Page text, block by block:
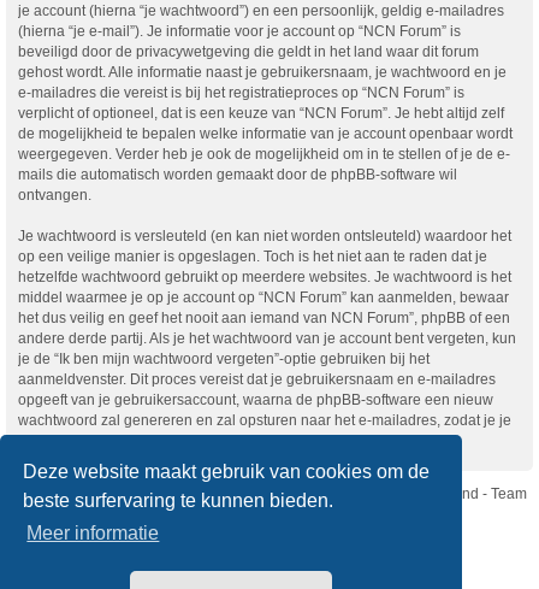
Deze website maakt gebruik van cookies om de
beste surfervaring te kunnen bieden.
Meer informatie
je account (hierna “je wachtwoord”) en een persoonlijk, geldig e-mailadres
(hierna “je e-mail”). Je informatie voor je account op “NCN Forum” is
beveiligd door de privacywetgeving die geldt in het land waar dit forum
gehost wordt. Alle informatie naast je gebruikersnaam, je wachtwoord en je
e-mailadres die vereist is bij het registratieproces op “NCN Forum” is
verplicht of optioneel, dat is een keuze van “NCN Forum”. Je hebt altijd zelf
de mogelijkheid te bepalen welke informatie van je account openbaar wordt
weergegeven. Verder heb je ook de mogelijkheid om in te stellen of je de e-
mails die automatisch worden gemaakt door de phpBB-software wil
ontvangen.
Je wachtwoord is versleuteld (en kan niet worden ontsleuteld) waardoor het
op een veilige manier is opgeslagen. Toch is het niet aan te raden dat je
hetzelfde wachtwoord gebruikt op meerdere websites. Je wachtwoord is het
middel waarmee je op je account op “NCN Forum” kan aanmelden, bewaar
het dus veilig en geef het nooit aan iemand van NCN Forum”, phpBB of een
andere derde partij. Als je het wachtwoord van je account bent vergeten, kun
je de “Ik ben mijn wachtwoord vergeten”-optie gebruiken bij het
aanmeldvenster. Dit proces vereist dat je gebruikersnaam en e-mailadres
opgeeft van je gebruikersaccount, waarna de phpBB-software een nieuw
wachtwoord zal genereren en zal opsturen naar het e-mailadres, zodat je je
opnieuw kunt aanmelden.
Nikon Club Nederland - Team
Forum
Copyright © Nikon Club Nederland 2023